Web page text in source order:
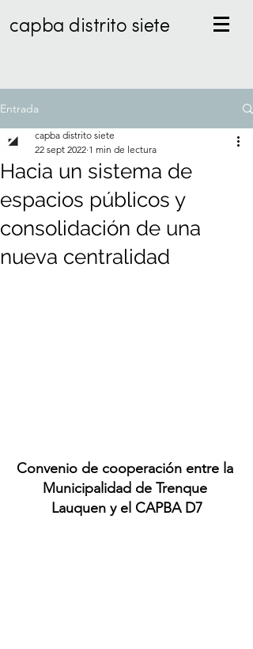
capba distrito siete
Entrada
Hacia un sistema de
espacios públicos y
consolidación de una
nueva centralidad
capba distrito siete
22 sept 2022 1 min de lectura
Convenio de cooperación entre la
Municipalidad de Trenque
Lauquen y el CAPBA D7